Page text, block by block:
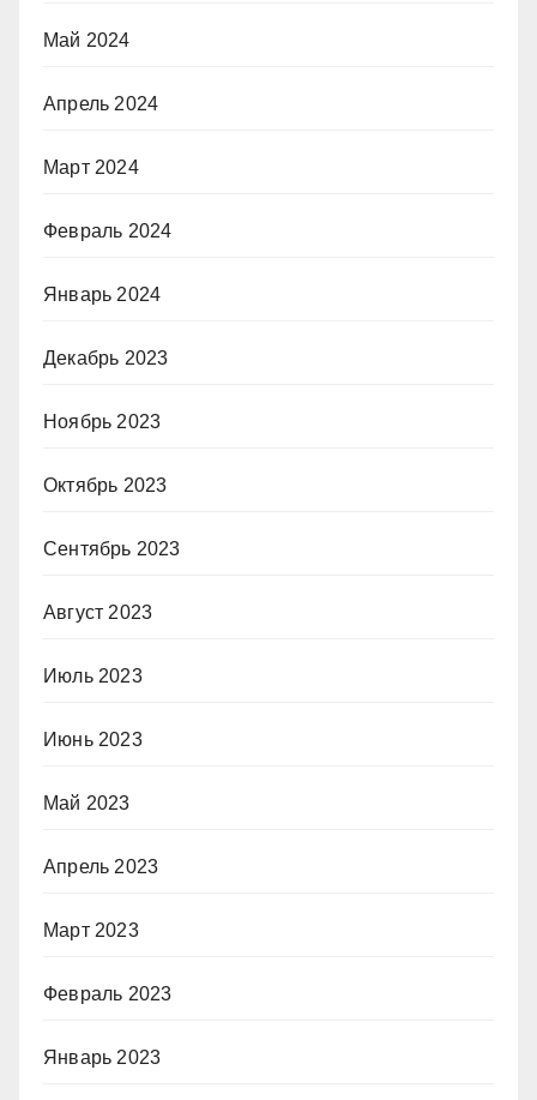
Май 2024
Апрель 2024
Март 2024
Февраль 2024
Январь 2024
Декабрь 2023
Ноябрь 2023
Октябрь 2023
Сентябрь 2023
Август 2023
Июль 2023
Июнь 2023
Май 2023
Апрель 2023
Март 2023
Февраль 2023
Январь 2023